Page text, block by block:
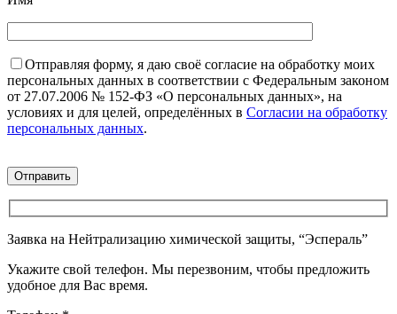
Отправляя форму, я даю своё согласие на обработку моих
персональных данных в соответствии с Федеральным законом
от 27.07.2006 № 152-ФЗ «О персональных данных», на
условиях и для целей, определённых в Согласии на обработку
персональных данных.
Заявка на Нейтрализацию химической защиты, “Эспераль”
Укажите свой телефон. Мы перезвоним, чтобы предложить
удобное для Вас время.